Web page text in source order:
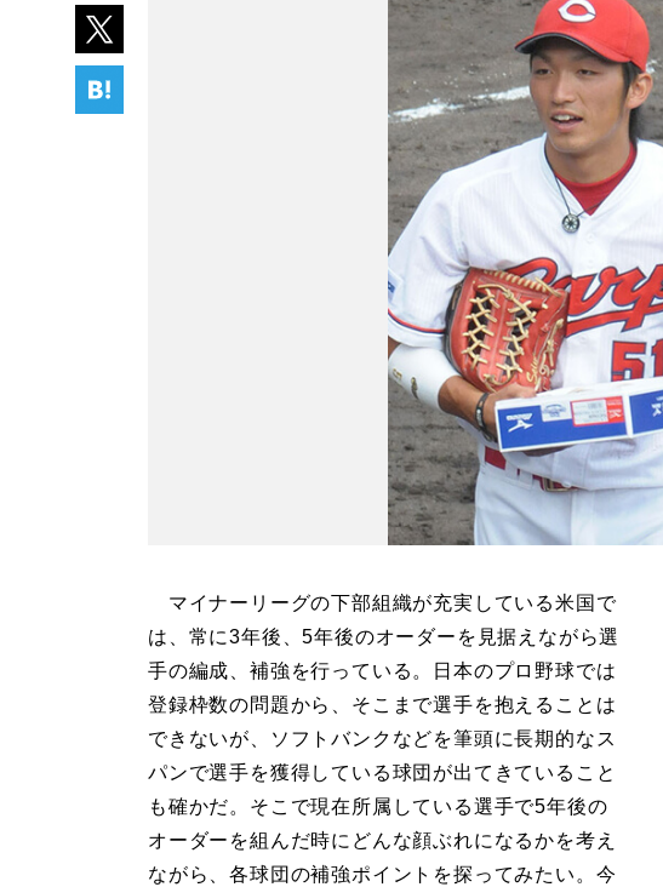
マイナーリーグの下部組織が充実している米国で
は、常に3年後、5年後のオーダーを見据えながら選
手の編成、補強を行っている。日本のプロ野球では
登録枠数の問題から、そこまで選手を抱えることは
できないが、ソフトバンクなどを筆頭に長期的なス
パンで選手を獲得している球団が出てきていること
も確かだ。そこで現在所属している選手で5年後の
オーダーを組んだ時にどんな顔ぶれになるかを考え
ながら、各球団の補強ポイントを探ってみたい。今